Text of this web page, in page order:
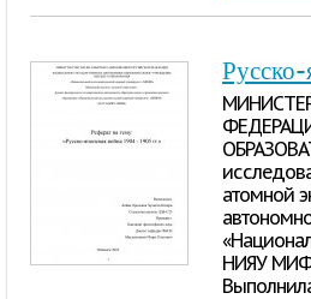
атомной
НИЯУ